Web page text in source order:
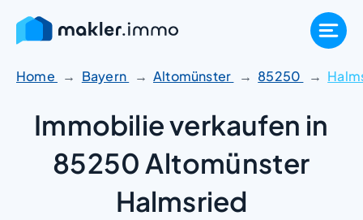
Zum
Inhalt
springen
Home Bayern Altomünster 85250
Immobilie verkaufen in
85250 Altomünster
Halmsried